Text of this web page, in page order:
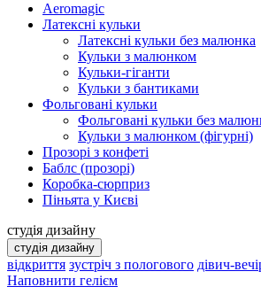
Aeromagic
Латексні кульки
Латексні кульки без малюнка
Кульки з малюнком
Кульки-гіганти
Кульки з бантиками
Фольговані кульки
Фольговані кульки без
Кульки з малюнком (фігурні)
Прозорі з конфеті
Баблс (прозорі)
Коробка-сюрприз
Піньята у Києві
студія дизайну
студія дизайну
відкриття зустріч з пологового дівич-
Наповнити гелієм